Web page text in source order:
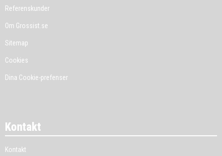
Referenskunder
Om Grossist.se
Sitemap
Cookies
Dina Cookie-prefenser
Kontakt
Kontakt